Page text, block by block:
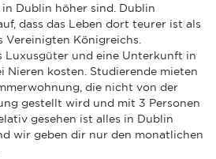
Dublin höher sind. Dublin
dass das Leben dort teurer ist als
Vereinigten Königreichs.
Luxusgüter und eine Unterkunft in
Nieren kosten. Studierende mieten
die nicht von der
gestellt wird und mit 3 Personen
gesehen ist alles in Dublin
wir geben dir nur den monatlichen